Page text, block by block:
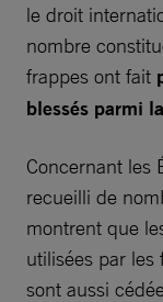
le droit
nombre
frappes ont fait
blessés parmi
Concernant les
recueilli de
montrent que
utilisées par les
sont aussi